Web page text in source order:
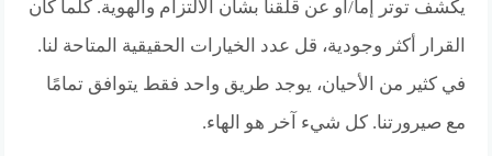
يكشف توتر إما/أو عن قلقنا بشأن الالتزام والهوية. كلما كان
القرار أكثر وجودية، قل عدد الخيارات الحقيقية المتاحة لنا.
في كثير من الأحيان، يوجد طريق واحد فقط يتوافق تمامًا
مع صيرورتنا. كل شيء آخر هو الهاء.